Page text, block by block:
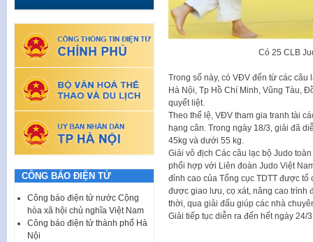
Có 25 CLB
Trong số này, có VĐV đến từ các
Hà Nội, Tp Hồ Chí Minh, Vũng Tàu,
quyết liệt.
Theo thể lệ, VĐV tham gia tranh tài
hạng cân. Trong ngày 18/3, giải đã
45kg và dưới 55 kg.
Giải vô địch Các câu lạc bộ Judo
phối hợp với Liên đoàn Judo Việt
đỉnh cao của Tổng cục TDTT được
được giao lưu, cọ xát, nâng cao trình
thời, qua giải đấu giúp các nhà
Giải tiếp tục diễn ra đến hết ngày 24/
CÔNG BÁO ĐIỆN TỬ
Công báo điện tử nước Cộng
hòa xã hội chủ nghĩa Việt Nam
Công báo điện tử thành phố Hà
Nội